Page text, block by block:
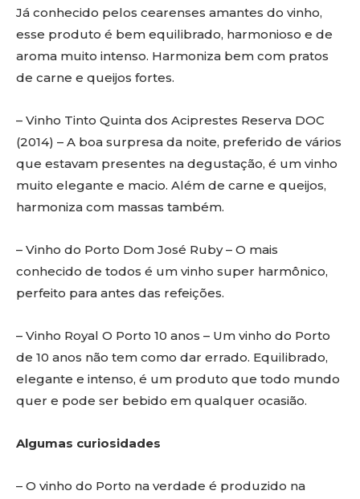
Já conhecido pelos cearenses amantes do vinho,
esse produto é bem equilibrado, harmonioso e de
aroma muito intenso. Harmoniza bem com pratos
de carne e queijos fortes.
– Vinho Tinto Quinta dos Aciprestes Reserva DOC
(2014) – A boa surpresa da noite, preferido de vários
que estavam presentes na degustação, é um vinho
muito elegante e macio. Além de carne e queijos,
harmoniza com massas também.
– Vinho do Porto Dom José Ruby – O mais
conhecido de todos é um vinho super harmônico,
perfeito para antes das refeições.
– Vinho Royal O Porto 10 anos – Um vinho do Porto
de 10 anos não tem como dar errado. Equilibrado,
elegante e intenso, é um produto que todo mundo
quer e pode ser bebido em qualquer ocasião.
Algumas curiosidades
– O vinho do Porto na verdade é produzido na